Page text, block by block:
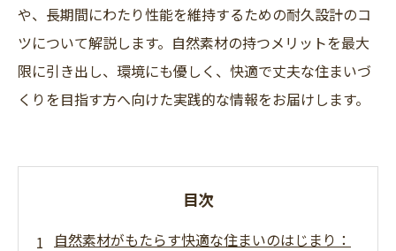
や、長期間にわたり性能を維持するための耐久設計のコ
ツについて解説します。自然素材の持つメリットを最大
限に引き出し、環境にも優しく、快適で丈夫な住まいづ
くりを目指す方へ向けた実践的な情報をお届けします。
目次
自然素材がもたらす快適な住まいのはじまり：